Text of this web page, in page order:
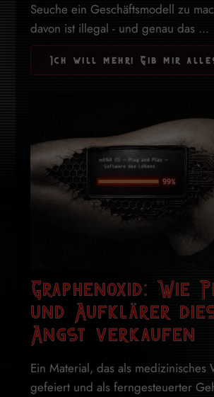
Seuche ein Geschäftsmodell zu
davon ist illegal - und genau das ...
Ich will mehr! Gib mir
Graphenoxid: Wie
und Aufklärer
Angst verkaufen
Ein Material, das als medizinisches
gefeiert und als ferngesteuerter